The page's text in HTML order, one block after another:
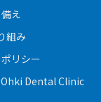
え
組み
リシー
Dental Clinic